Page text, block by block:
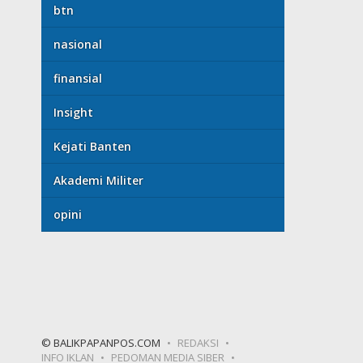
btn
nasional
finansial
Insight
Kejati Banten
Akademi Militer
opini
© BALIKPAPANPOS.COM
REDAKSI
INFO IKLAN
PEDOMAN MEDIA SIBER